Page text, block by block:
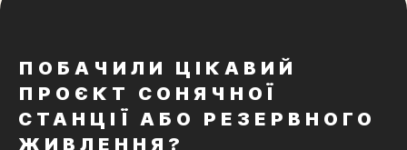
ПОБАЧИЛИ ЦІКАВИЙ
ПРОЄКТ СОНЯЧНОЇ
СТАНЦІЇ АБО РЕЗЕРВНОГО
ЖИВЛЕННЯ?